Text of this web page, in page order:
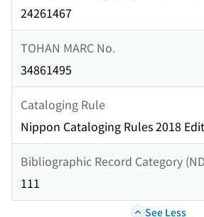
24261467
TOHAN MARC No.
34861495
Cataloging Rule
Nippon Cataloging Rules 2018
Bibliographic Record Category
111
See Less